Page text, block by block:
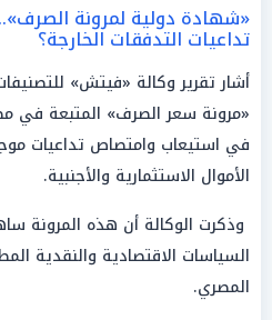
«شهادة دولية لمرونة
تداعيات التدفقات الخارجة؟
أشار تقرير وكالة «فيتش»
«مرونة سعر الصرف» المتبعة في
في استيعاب وامتصاص تداعيات
الأموال الاستثمارية والأجنبية.
وذكرت الوكالة أن هذه المرونة
السياسات الاقتصادية والنقدية
المصري.